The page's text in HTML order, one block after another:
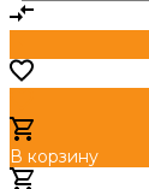
В корзину